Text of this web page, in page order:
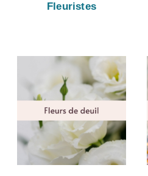
Fleuristes